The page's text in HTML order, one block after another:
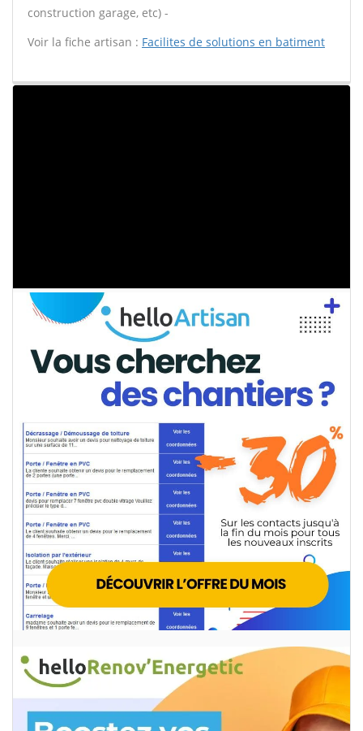
construction garage, etc) -
Voir la fiche artisan : Facilites de solutions en batiment